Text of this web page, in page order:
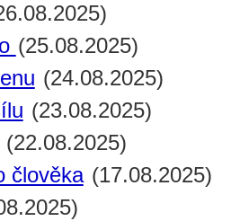
(25.08.2025)
(24.08.2025)
(23.08.2025)
(22.08.2025)
člověka (17.08.2025)